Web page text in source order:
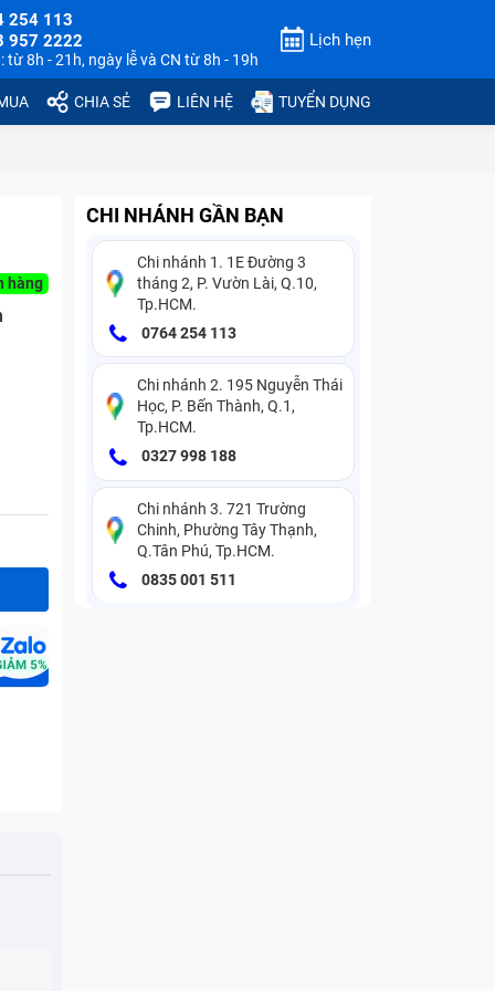
254 113
957 2222
từ 8h - 21h, ngày lễ và CN từ 8h - 19h
Lịch hẹn
CHIA SẺ LIÊN HỆ TUYỂN DỤNG
hàng
CHI NHÁNH GẦN BẠN
Chi nhánh 1. 1E Đường 3
tháng 2, P. Vườn Lài, Q.10,
Tp.HCM.
0764 254 113
Chi nhánh 2. 195 Nguyễn Thái
Học, P. Bến Thành, Q.1,
Tp.HCM.
0327 998 188
Chi nhánh 3. 721 Trường
Chinh, Phường Tây Thạnh,
Q.Tân Phú, Tp.HCM.
0835 001 511